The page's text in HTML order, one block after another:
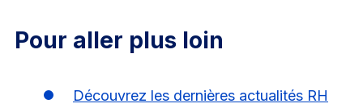
Pour aller plus loin
Découvrez les dernières actualités RH